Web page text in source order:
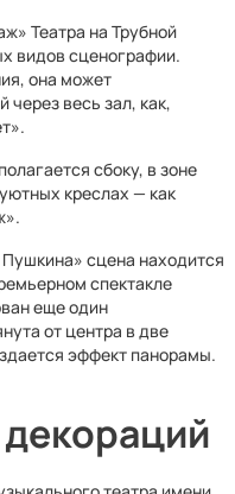
Театра на Трубной
видов сценографии.
она может
весь зал, как,
сбоку, в зоне
креслах — как
сцена находится
спектакле
еще один
от центра в две
эффект панорамы.